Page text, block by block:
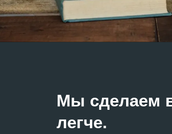
Мы сделаем
легче.